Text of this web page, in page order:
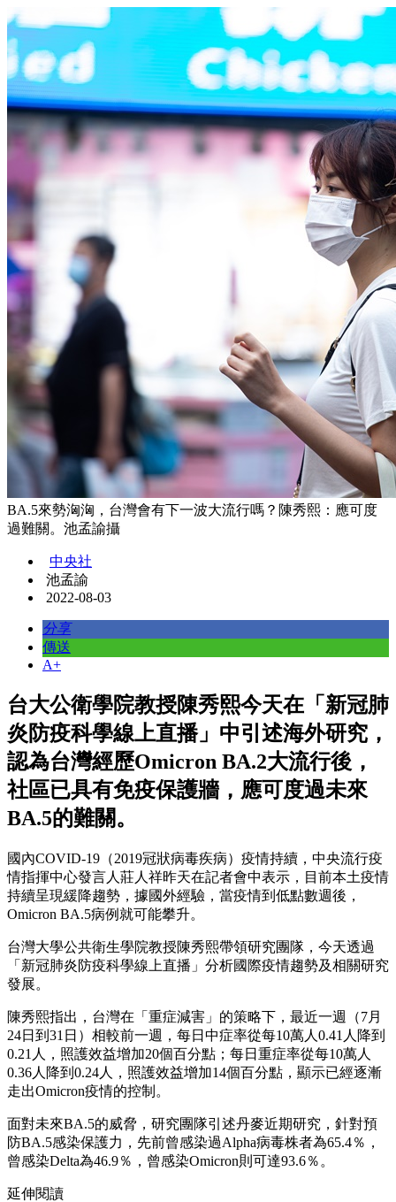
BA.5來勢洶洶，台灣會有下一波大流行嗎？陳秀熙：應可度
過難關。池孟諭攝
中央社
池孟諭
2022-08-03
分享
傳送
A+
台大公衛學院教授陳秀熙今天在「新冠肺
炎防疫科學線上直播」中引述海外研究，
認為台灣經歷Omicron BA.2大流行後，
社區已具有免疫保護牆，應可度過未來
BA.5的難關。
國內COVID-19（2019冠狀病毒疾病）疫情持續，中央流行疫
情指揮中心發言人莊人祥昨天在記者會中表示，目前本土疫情
持續呈現緩降趨勢，據國外經驗，當疫情到低點數週後，
Omicron BA.5病例就可能攀升。
台灣大學公共衛生學院教授陳秀熙帶領研究團隊，今天透過
「新冠肺炎防疫科學線上直播」分析國際疫情趨勢及相關研究
發展。
陳秀熙指出，台灣在「重症減害」的策略下，最近一週（7月
24日到31日）相較前一週，每日中症率從每10萬人0.41人降到
0.21人，照護效益增加20個百分點；每日重症率從每10萬人
0.36人降到0.24人，照護效益增加14個百分點，顯示已經逐漸
走出Omicron疫情的控制。
面對未來BA.5的威脅，研究團隊引述丹麥近期研究，針對預
防BA.5感染保護力，先前曾感染過Alpha病毒株者為65.4％，
曾感染Delta為46.9％，曾感染Omicron則可達93.6％。
延伸閱讀